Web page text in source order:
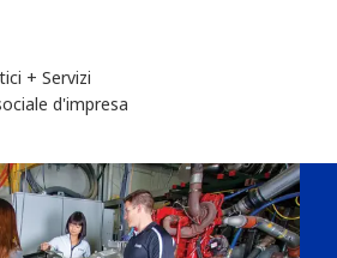
+ Servizi
d'impresa